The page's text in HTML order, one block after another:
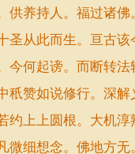
供养持人。福过诸
圣从此而生。亘古
今何起谤。而断转
赞如说修行。深解
约上上圆根。大机
微细想念。佛地方